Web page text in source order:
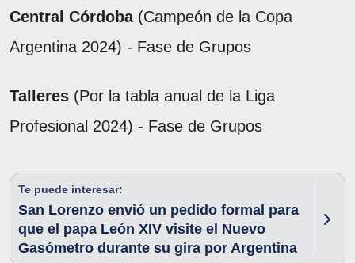
Central Córdoba (Campeón de la Copa
Argentina 2024) - Fase de Grupos
Talleres (Por la tabla anual de la Liga
Profesional 2024) - Fase de Grupos
Te puede interesar:
San Lorenzo envió un pedido formal para
que el papa León XIV visite el Nuevo
Gasómetro durante su gira por Argentina